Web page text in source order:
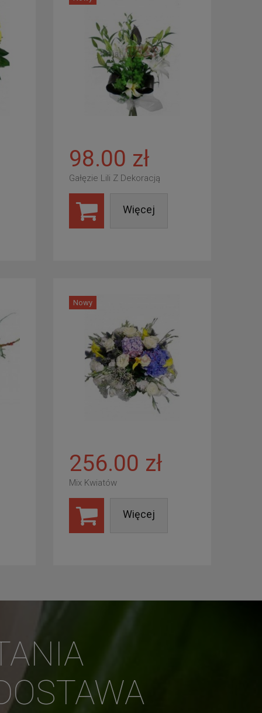
98.00 zł
Gałęzie Lili Z Dekoracją
Więcej
Nowy
256.00 zł
Mix Kwiatów
Więcej